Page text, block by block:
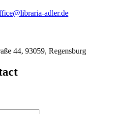
adler.de
44, 93059, Regensburg